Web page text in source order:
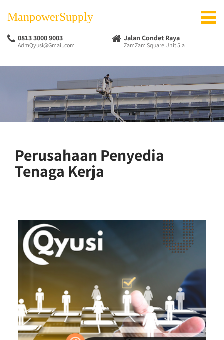
ManpowerSupply
0813 3000 9003
AdmQyusi@Gmail.com
Jalan Condet Raya
ZamZam Square Unit 5.a
Perusahaan Penyedia
Tenaga Kerja